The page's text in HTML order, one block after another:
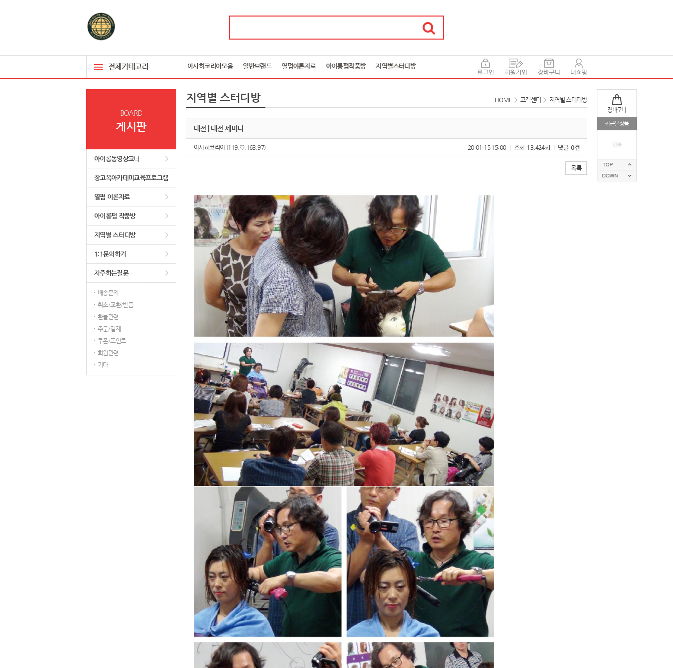
전체카테고리 아사히코리아모음 일반브랜드 열펌이론자료 아이롱펌작품방 지역별스터디방
장바구니
최근본상품
없음
BOARD
게시판
아이롱동영상코너
장고옥아카데미교육프로그램
열펌 이론자료
아이롱펌 작품방
지역별 스터디방
1:1문의하기
자주하는질문
배송문의
취소/교환/반품
환불관련
주문/결제
쿠폰/포인트
회원관련
기타
지역별 스터디방 HOME > 고객센터 > 지역별 스터디방
대전 | 대전 세미나
아사히코리아(119.♡.163.97) 20-01-15 15:00 조회 13,424회 댓글 0건
목록